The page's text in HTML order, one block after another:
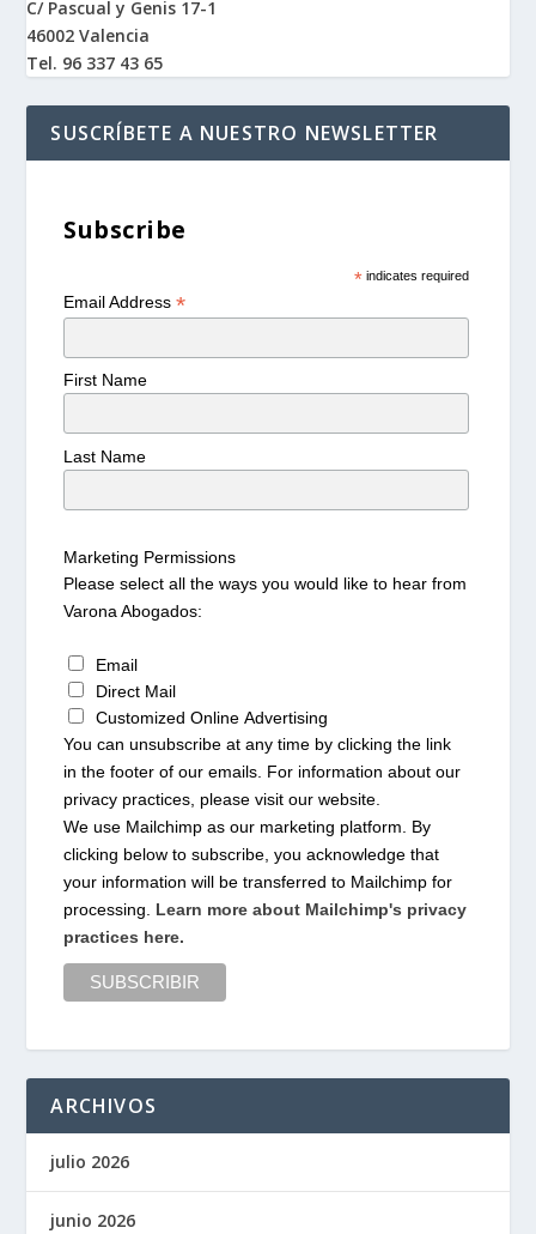
C/ Pascual y Genis 17-1
46002 Valencia
Tel. 96 337 43 65
SUSCRÍBETE A NUESTRO NEWSLETTER
Subscribe
*indicates required
Email Address*
First Name
Last Name
Marketing Permissions
Please select all the ways you would like to hear from
Varona Abogados:
Email
Direct Mail
Customized Online Advertising
You can unsubscribe at any time by clicking the link
in the footer of our emails. For information about our
privacy practices, please visit our website.
We use Mailchimp as our marketing platform. By
clicking below to subscribe, you acknowledge that
your information will be transferred to Mailchimp for
processing. Learn more about Mailchimp's privacy
practices here.
ARCHIVOS
julio 2026
junio 2026